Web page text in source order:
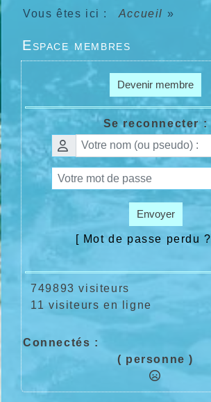
Vous êtes ici : Accueil »
Espace membres
Devenir membre
Se reconnecter :
Envoyer
[ Mot de passe perdu ?
749893 visiteurs
11 visiteurs en ligne
Connectés :
( personne )